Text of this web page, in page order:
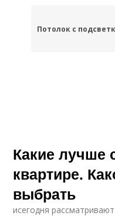
Потолок с
Какие лучше
квартире.
выбрать
исегодня